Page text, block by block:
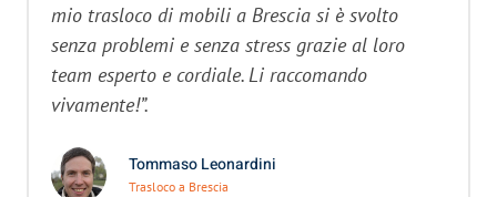
mio trasloco di mobili a Brescia si è svolto
senza problemi e senza stress grazie al loro
team esperto e cordiale. Li raccomando
vivamente!”.
Tommaso Leonardini
Trasloco a Brescia